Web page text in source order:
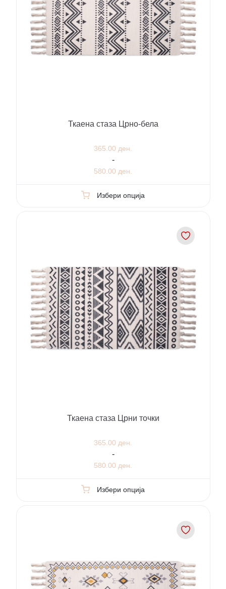
Ткаена стаза Црно-бела
365.00 ден.
-
580.00 ден.
Избери опција
Ткаена стаза Црни точки
365.00 ден.
-
580.00 ден.
Избери опција